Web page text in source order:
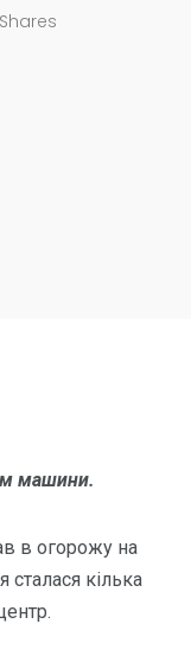
Shares
машини.
в огорожу на
сталася кілька